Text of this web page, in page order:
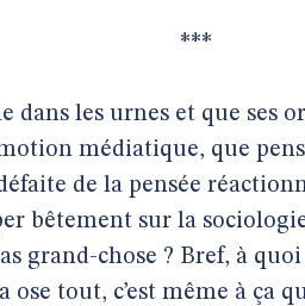
***
dans les urnes et que ses
médiatique, que
de la pensée
bêtement sur la
grand-chose ? Bref, à
ose tout, c’est même à ça